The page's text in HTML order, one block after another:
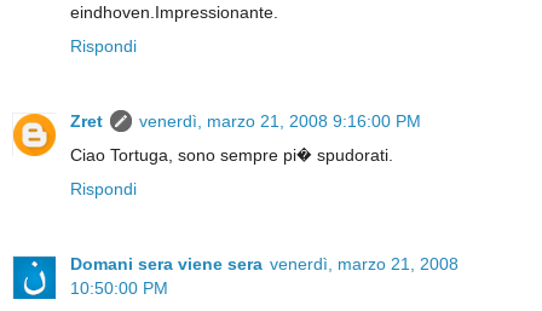
eindhoven.Impressionante.
Rispondi
Zret
venerdì, marzo 21, 2008 9:16:00 PM
Ciao Tortuga, sono sempre pi� spudorati.
Rispondi
Domani sera viene sera venerdì, marzo 21, 2008
10:50:00 PM